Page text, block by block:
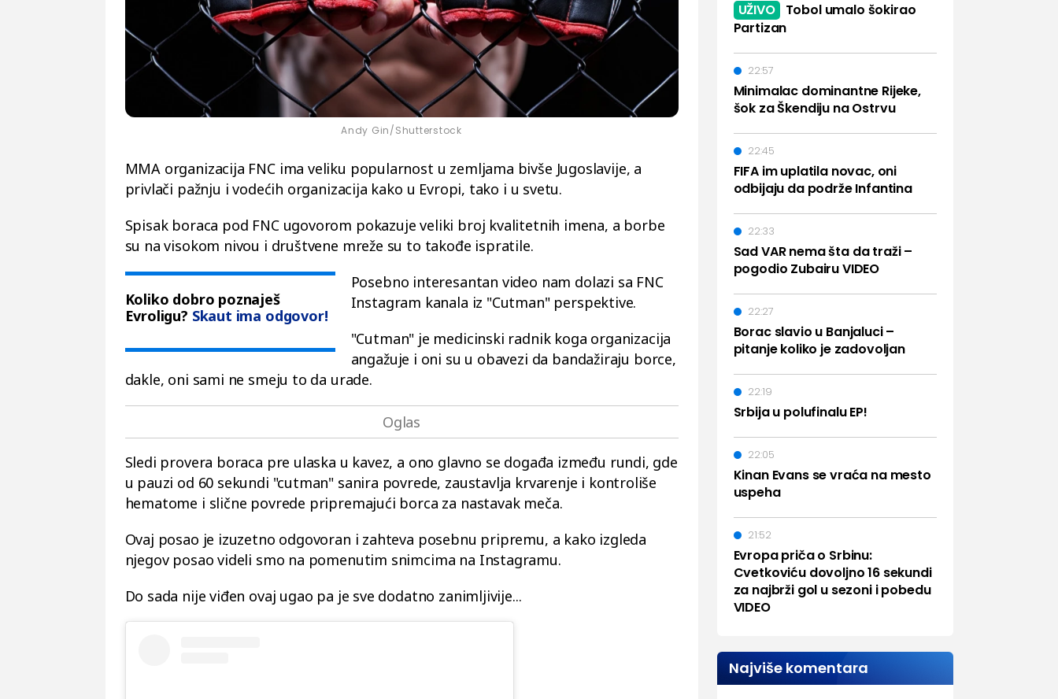
Andy Gin/Shutterstock
MMA organizacija FNC ima veliku popularnost u zemljama bivše Jugoslavije, a
privlači pažnju i vodećih organizacija kako u Evropi, tako i u svetu.
Spisak boraca pod FNC ugovorom pokazuje veliki broj kvalitetnih imena, a borbe
su na visokom nivou i društvene mreže su to takođe ispratile.
Koliko dobro poznaješ
Evroligu? Skaut ima odgovor!
Posebno interesantan video nam dolazi sa FNC
Instagram kanala iz "Cutman" perspektive.
"Cutman" je medicinski radnik koga organizacija
angažuje i oni su u obavezi da bandažiraju borce,
dakle, oni sami ne smeju to da urade.
Sledi provera boraca pre ulaska u kavez, a ono glavno se događa između rundi, gde
u pauzi od 60 sekundi "cutman" sanira povrede, zaustavlja krvarenje i kontroliše
hematome i slične povrede pripremajući borca za nastavak meča.
Ovaj posao je izuzetno odgovoran i zahteva posebnu pripremu, a kako izgleda
njegov posao videli smo na pomenutim snimcima na Instagramu.
Do sada nije viđen ovaj ugao pa je sve dodatno zanimljivije...
UŽIVO
Tobol umalo šokirao
Partizan
Minimalac dominantne Rijeke,
šok za Škendiju na Ostrvu
22:57
FIFA im uplatila novac, oni
odbijaju da podrže Infantina
22:45
Sad VAR nema šta da traži –
pogodio Zubairu VIDEO
22:33
Borac slavio u Banjaluci –
pitanje koliko je zadovoljan
22:27
Srbija u polufinalu EP!
22:19
Kinan Evans se vraća na mesto
uspeha
22:05
Evropa priča o Srbinu:
Cvetkoviću dovoljno 16 sekundi
za najbrži gol u sezoni i pobedu
VIDEO
21:52
Najviše komentara